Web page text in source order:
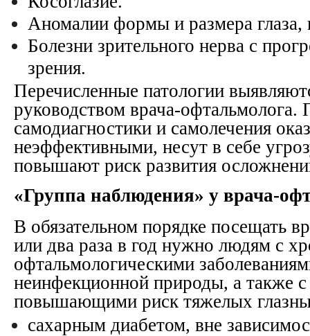
Аномалии формы и размера глаза,
Болезни зрительного нерва с
зрения.
Перечисленные патологии
руководством врача-офтальмолога.
самодиагностики и самолечения
неэффективными, несут в себе
повышают риск развития
«Группа наблюдения» у врача-
В обязательном порядке посещать
или два раза в год нужно людям с
офтальмологическими
неинфекционной природы, а также
повышающими риск тяжелых
сахарным диабетом, вне